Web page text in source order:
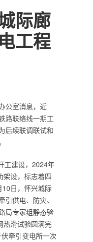
际廊
工程
公室消息，近
路联络线一期工
后续联调联试和
工建设，2024年
架设，标志着四
10日，怀兴城际
供电、防灾、
局专家组静态验
热滑试验圆满完
牵引变电所一次